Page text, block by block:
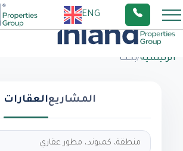
ENG
الرئيسية/بحث
المشاريعالعقارات